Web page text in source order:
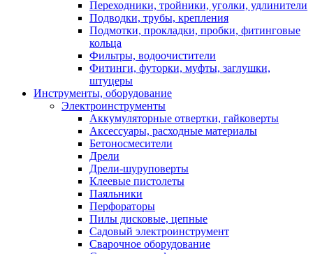
Переходники, тройники, уголки, удлинители
Подводки, трубы, крепления
Подмотки, прокладки, пробки, фитинговые
кольца
Фильтры, водоочистители
Фитинги, футорки, муфты, заглушки,
штуцеры
Инструменты, оборудование
Электроинструменты
Аккумуляторные отвертки, гайковерты
Аксессуары, расходные материалы
Бетоносмесители
Дрели
Дрели-шуруповерты
Клеевые пистолеты
Паяльники
Перфораторы
Пилы дисковые, цепные
Садовый электроинструмент
Сварочное оборудование